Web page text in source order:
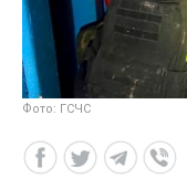
Фото: ГСЧС